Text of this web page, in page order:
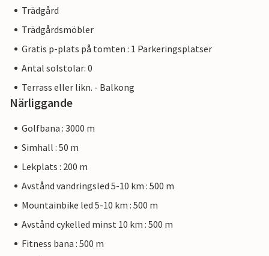
Trädgård
Trädgårdsmöbler
Gratis p-plats på tomten : 1 Parkeringsplatser
Antal solstolar: 0
Terrass eller likn. - Balkong
Närliggande
Golfbana : 3000 m
Simhall : 50 m
Lekplats : 200 m
Avstånd vandringsled 5-10 km : 500 m
Mountainbike led 5-10 km : 500 m
Avstånd cykelled minst 10 km : 500 m
Fitness bana : 500 m